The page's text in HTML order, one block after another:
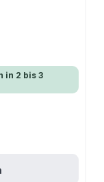
in 2 bis 3